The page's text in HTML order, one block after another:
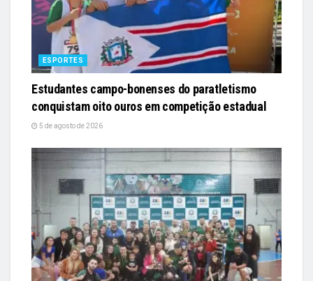
ESPORTES
Estudantes campo-bonenses do paratletismo
conquistam oito ouros em competição estadual
5 de agosto de 2026